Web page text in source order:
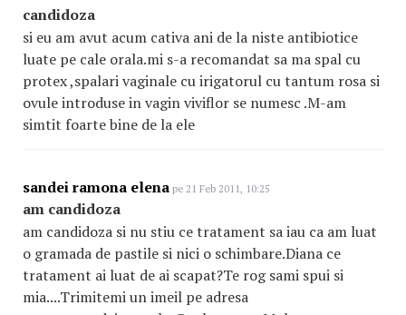
candidoza
si eu am avut acum cativa ani de la niste antibiotice
luate pe cale orala.mi s-a recomandat sa ma spal cu
protex ,spalari vaginale cu irigatorul cu tantum rosa si
ovule introduse in vagin viviflor se numesc .M-am
simtit foarte bine de la ele
sandei ramona elena pe 21 Feb 2011, 10:25
am candidoza
am candidoza si nu stiu ce tratament sa iau ca am luat
o gramada de pastile si nici o schimbare.Diana ce
tratament ai luat de ai scapat?Te rog sami spui si
mia....Trimitemi un imeil pe adresa